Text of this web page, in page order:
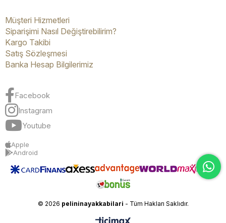
Müşteri Hizmetleri
Siparişimi Nasıl Değiştirebilirim?
Kargo Takibi
Satış Sözleşmesi
Banka Hesap Bilgilerimiz
Facebook
Instagram
Youtube
Apple
Android
© 2026 pelininayakkabilari - Tüm Hakları Saklıdır.